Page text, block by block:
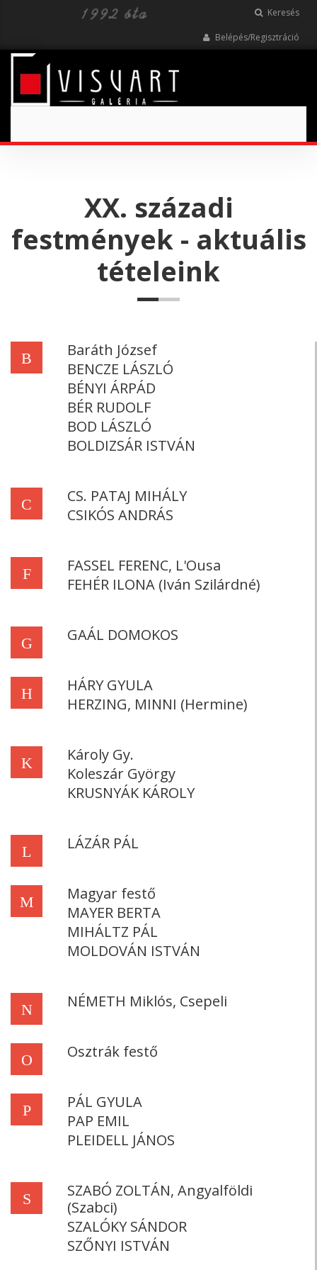
Keresés
Belépés/Regisztráció
XX. századi
festmények - aktuális
tételeink
B
Baráth József
BENCZE LÁSZLÓ
BÉNYI ÁRPÁD
BÉR RUDOLF
BOD LÁSZLÓ
BOLDIZSÁR ISTVÁN
C
CS. PATAJ MIHÁLY
CSIKÓS ANDRÁS
F
FASSEL FERENC, L'Ousa
FEHÉR ILONA (Iván Szilárdné)
G GAÁL DOMOKOS
H
HÁRY GYULA
HERZING, MINNI (Hermine)
K
Károly Gy.
Koleszár György
KRUSNYÁK KÁROLY
L LÁZÁR PÁL
M
Magyar festő
MAYER BERTA
MIHÁLTZ PÁL
MOLDOVÁN ISTVÁN
N NÉMETH Miklós, Csepeli
O Osztrák festő
P
PÁL GYULA
PAP EMIL
PLEIDELL JÁNOS
S
SZABÓ ZOLTÁN, Angyalföldi
(Szabci)
SZALÓKY SÁNDOR
SZŐNYI ISTVÁN